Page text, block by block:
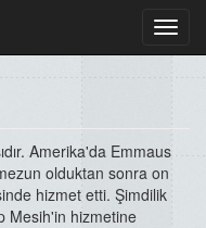
Amerika'da Emmaus
olduktan sonra on
hizmet etti. Şimdilik
Mesih'in hizmetine